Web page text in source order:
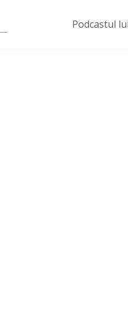
Podcastul